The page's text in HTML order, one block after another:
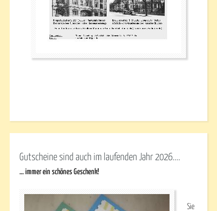
Gutscheine sind auch im laufenden Jahr 2026....
... immer ein schönes Geschenk!
Sie